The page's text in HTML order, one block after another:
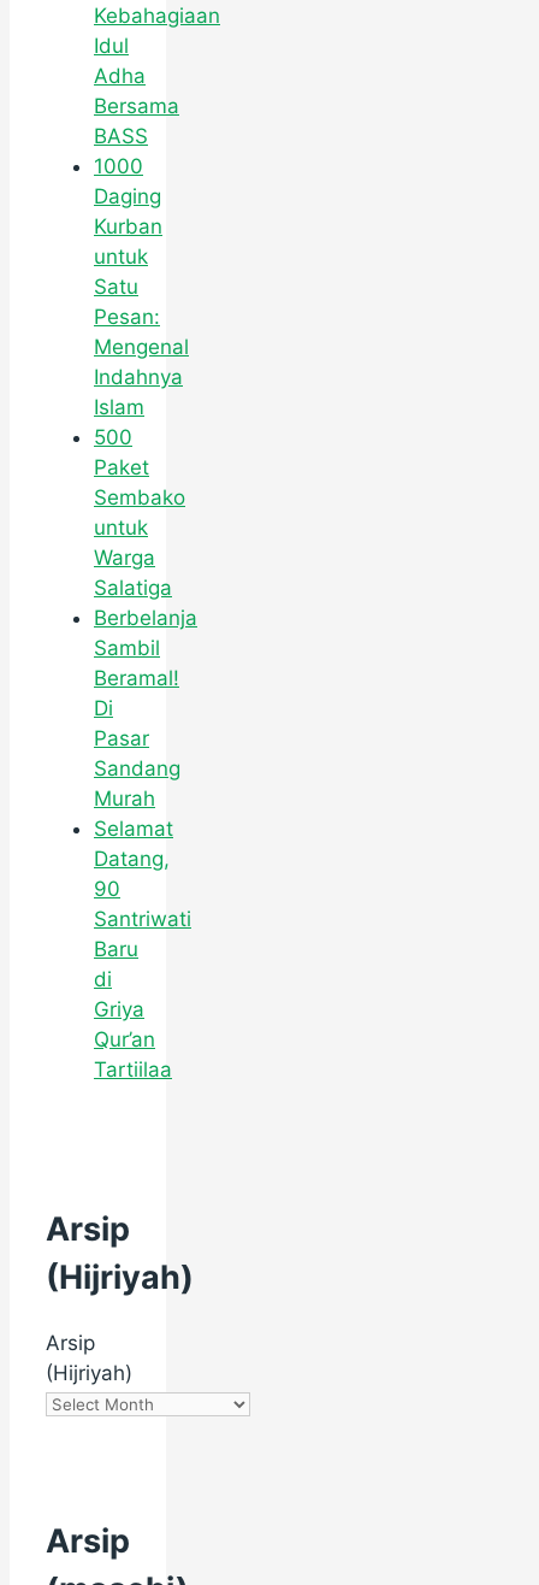
Kebahagiaan
Idul
Adha
Bersama
BASS
1000
Daging
Kurban
untuk
Satu
Pesan:
Mengenal
Indahnya
Islam
500
Paket
Sembako
untuk
Warga
Salatiga
Berbelanja
Sambil
Beramal!
Di
Pasar
Sandang
Murah
Selamat
Datang,
90
Santriwati
Baru
di
Griya
Qur’an
Tartiilaa
Arsip
(Hijriyah)
Arsip
(Hijriyah)
Arsip